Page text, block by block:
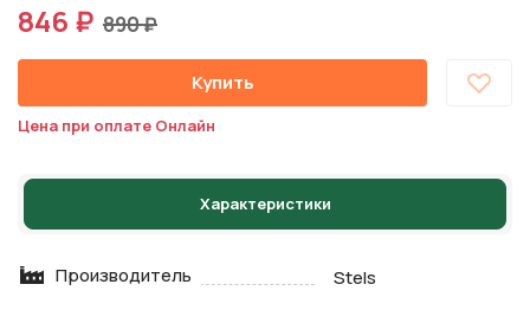
846 ₽ 890 ₽
Купить
Цена при оплате Онлайн
Характеристики
Производитель Stels